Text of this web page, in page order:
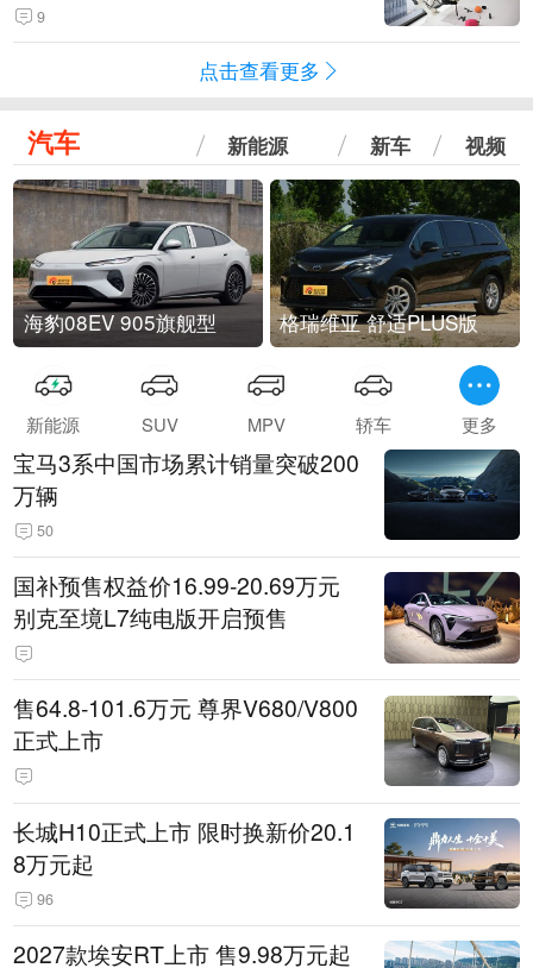
9
点击查看更多
汽车 新能源 新车 视频
海豹08EV 905旗舰型 格瑞维亚 舒适PLUS版
新能源 SUV MPV 轿车 更多
宝马3系中国市场累计销量突破200
万辆
50
国补预售权益价16.99-20.69万元
别克至境L7纯电版开启预售
售64.8-101.6万元 尊界V680/V800
正式上市
长城H10正式上市 限时换新价20.1
8万元起
96
2027款埃安RT上市 售9.98万元起